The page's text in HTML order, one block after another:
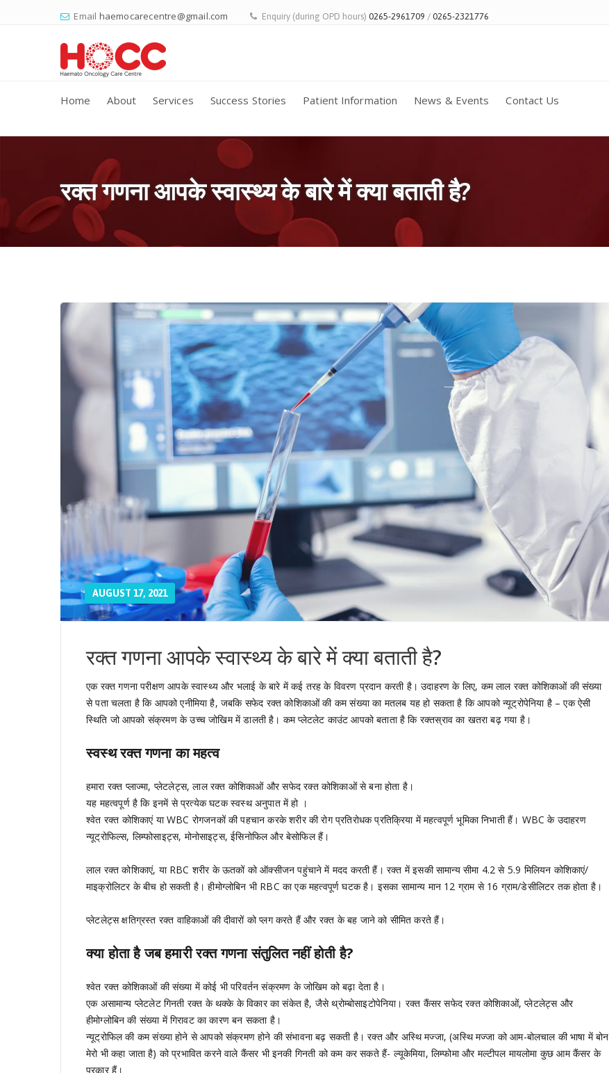
Email haemocarecentre@gmail.com Enquiry (during OPD hours) 0265-2961709 / 0265-2321776
Home About Services Success Stories Patient Information News & Events Contact Us
रक्त गणना आपके स्वास्थ्य के बारे में क्या बताती है?
AUGUST 17, 2021
रक्त गणना आपके स्वास्थ्य के बारे में क्या बताती है?
एक रक्त गणना परीक्षण आपके स्वास्थ्य और भलाई के बारे में कई तरह के विवरण प्रदान करती है। उदाहरण के लिए, कम लाल रक्त कोशिकाओं की संख्या
से पता चलता है कि आपको एनीमिया है, जबकि सफेद रक्त कोशिकाओं की कम संख्या का मतलब यह हो सकता है कि आपको न्यूट्रोपेनिया है – एक ऐसी
स्थिति जो आपको संक्रमण के उच्च जोखिम में डालती है। कम प्लेटलेट काउंट आपको बताता है कि रक्तस्राव का खतरा बढ़ गया है।
स्वस्थ रक्त गणना का महत्व
हमारा रक्त प्लाज्मा, प्लेटलेट्स, लाल रक्त कोशिकाओं और सफेद रक्त कोशिकाओं से बना होता है।
यह महत्वपूर्ण है कि इनमें से प्रत्येक घटक स्वस्थ अनुपात में हो ।
श्वेत रक्त कोशिकाएं या WBC रोगजनकों की पहचान करके शरीर की रोग प्रतिरोधक प्रतिक्रिया में महत्वपूर्ण भूमिका निभाती हैं। WBC के उदाहरण
न्यूट्रोफिल्स, लिम्फोसाइट्स, मोनोसाइट्स, ईसिनोफिल और बेसोफिल हैं।
लाल रक्त कोशिकाएं, या RBC शरीर के ऊतकों को ऑक्सीजन पहुंचाने में मदद करती हैं। रक्त में इसकी सामान्य सीमा 4.2 से 5.9 मिलियन कोशिकाएं/
माइक्रोलिटर के बीच हो सकती है। हीमोग्लोबिन भी RBC का एक महत्वपूर्ण घटक है। इसका सामान्य मान 12 ग्राम से 16 ग्राम/डेसीलिटर तक होता है।
प्लेटलेट्स क्षतिग्रस्त रक्त वाहिकाओं की दीवारों को प्लग करते हैं और रक्त के बह जाने को सीमित करते हैं।
क्या होता है जब हमारी रक्त गणना संतुलित नहीं होती है?
श्वेत रक्त कोशिकाओं की संख्या में कोई भी परिवर्तन संक्रमण के जोखिम को बढ़ा देता है।
एक असामान्य प्लेटलेट गिनती रक्त के थक्के के विकार का संकेत है, जैसे थ्रोम्बोसाइटोपेनिया। रक्त कैंसर सफेद रक्त कोशिकाओं, प्लेटलेट्स और
हीमोग्लोबिन की संख्या में गिरावट का कारण बन सकता है।
न्यूट्रोफिल की कम संख्या होने से आपको संक्रमण होने की संभावना बढ़ सकती है। रक्त और अस्थि मज्जा, (अस्थि मज्जा को आम-बोलचाल की भाषा में बोन
मेरो भी कहा जाता है) को प्रभावित करने वाले कैंसर भी इनकी गिनती को कम कर सकते हैं- ल्यूकेमिया, लिम्फोमा और मल्टीपल मायलोमा कुछ आम कैंसर के
प्रकार हैं।